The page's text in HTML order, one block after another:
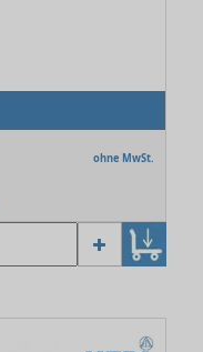
ohne MwSt.